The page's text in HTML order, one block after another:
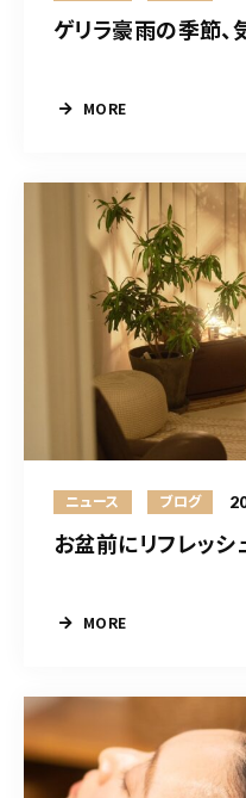
ゲリラ豪雨の季節、
MORE
ニュース ブログ
お盆前にリフレッシ
MORE